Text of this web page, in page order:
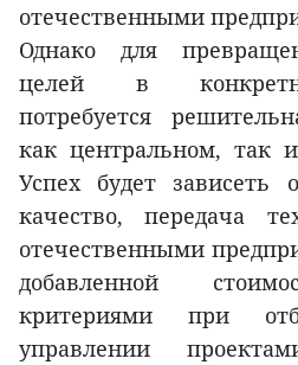
отечественными
Однако для
целей в
потребуется
как центральном, так
Успех будет зависеть
качество, передача
отечественными
добавленной
критериями при
управлении